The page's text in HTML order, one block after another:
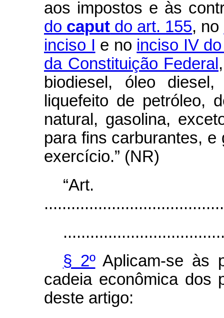
aos impostos e às
do caput do art. 155, no
inciso I e no inciso IV
da Constituição Federal
biodiesel, óleo
liquefeito de petróleo,
natural, gasolina,
para fins carburantes,
exercício.” (NR)
§ 2ºAplicam-se às
cadeia econômica
deste artigo: